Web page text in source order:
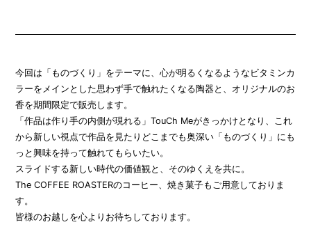
今回は「ものづくり」をテーマに、心が明るくなるようなビタミンカ
ラーをメインとした思わず手で触れたくなる陶器と、オリジナルのお
香を期間限定で販売します。
「作品は作り手の内側が現れる」TouCh Meがきっかけとなり、これ
から新しい視点で作品を見たりどこまでも奥深い「ものづくり」にも
っと興味を持って触れてもらいたい。
スライドする新しい時代の価値観と、そのゆくえを共に。
The COFFEE ROASTERのコーヒー、焼き菓子もご用意しておりま
す。
皆様のお越しを心よりお待ちしております。